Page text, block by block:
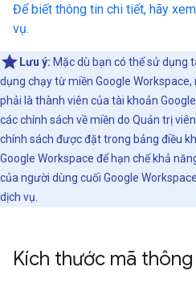
Để biết thông tin chi tiết, hãy
vụ.
Lưu ý: Mặc dù bạn có thể sử dụng
dụng chạy từ miền Google
phải là thành viên của tài khoản
các chính sách về miền do Quản trị
chính sách được đặt trong bảng điều
Google Workspace để hạn chế khả
của người dùng cuối Google
dịch vụ.
Kích thước mã